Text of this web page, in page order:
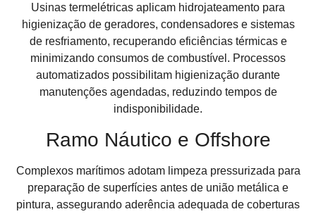
Usinas termelétricas aplicam hidrojateamento para
higienização de geradores, condensadores e sistemas
de resfriamento, recuperando eficiências térmicas e
minimizando consumos de combustível. Processos
automatizados possibilitam higienização durante
manutenções agendadas, reduzindo tempos de
indisponibilidade.
Ramo Náutico e Offshore
Complexos marítimos adotam limpeza pressurizada para
preparação de superfícies antes de união metálica e
pintura, assegurando aderência adequada de coberturas